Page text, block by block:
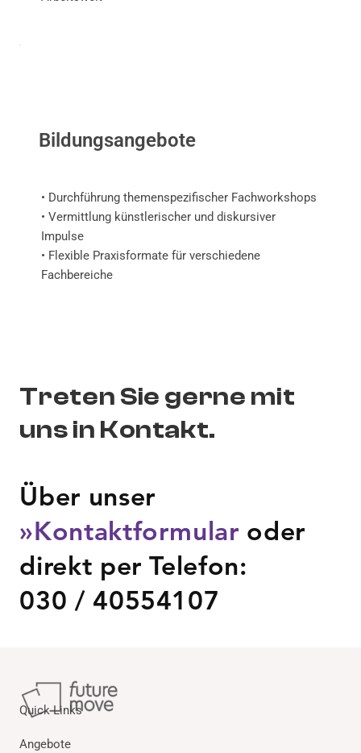
Bildungsangebote
• Durchführung themenspezifischer Fachworkshops
• Vermittlung künstlerischer und diskursiver
Impulse
• Flexible Praxisformate für verschiedene
Fachbereiche
Treten Sie gerne mit
uns in Kontakt.
Über unser
»Kontaktformular oder
direkt per Telefon:
030 / 40554107
Quick Links
Angebote